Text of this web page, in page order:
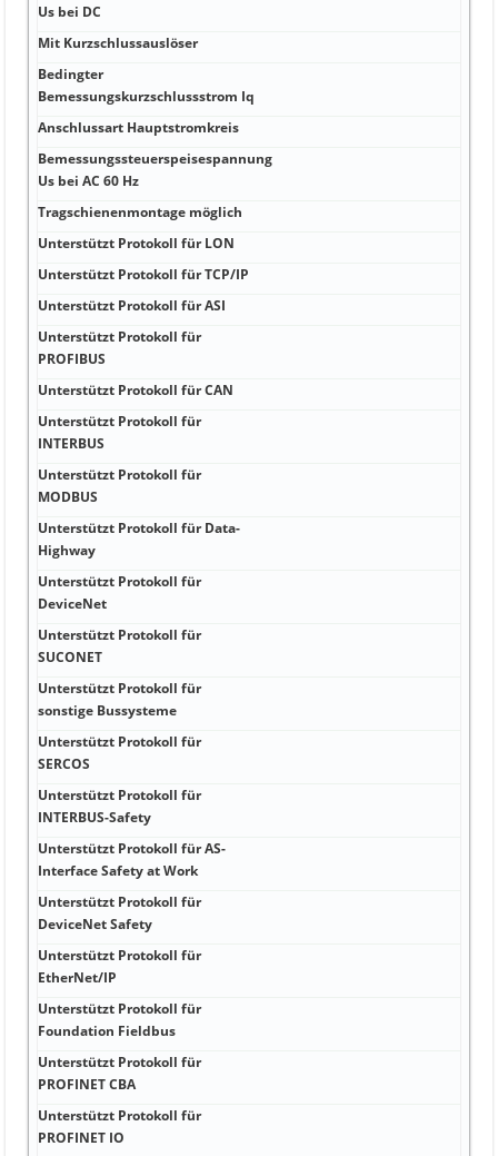
Us bei DC
Mit Kurzschlussauslöser
Bedingter
Bemessungskurzschlussstrom Iq
Anschlussart Hauptstromkreis
Bemessungssteuerspeisespannung
Us bei AC 60 Hz
Tragschienenmontage möglich
Unterstützt Protokoll für LON
Unterstützt Protokoll für TCP/IP
Unterstützt Protokoll für ASI
Unterstützt Protokoll für
PROFIBUS
Unterstützt Protokoll für CAN
Unterstützt Protokoll für
INTERBUS
Unterstützt Protokoll für
MODBUS
Unterstützt Protokoll für Data-
Highway
Unterstützt Protokoll für
DeviceNet
Unterstützt Protokoll für
SUCONET
Unterstützt Protokoll für
sonstige Bussysteme
Unterstützt Protokoll für
SERCOS
Unterstützt Protokoll für
INTERBUS-Safety
Unterstützt Protokoll für AS-
Interface Safety at Work
Unterstützt Protokoll für
DeviceNet Safety
Unterstützt Protokoll für
EtherNet/IP
Unterstützt Protokoll für
Foundation Fieldbus
Unterstützt Protokoll für
PROFINET CBA
Unterstützt Protokoll für
PROFINET IO